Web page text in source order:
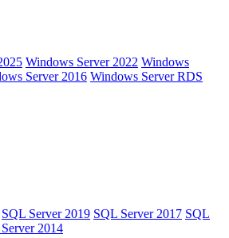
Windows Server 2022 Windows
Server 2016 Windows Server RDS
SQL Server 2019 SQL Server 2017 SQL
2014